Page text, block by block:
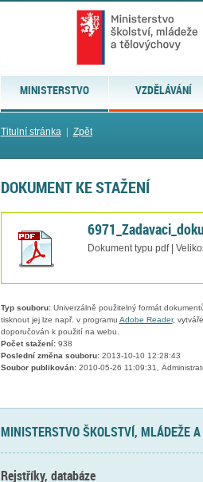
MINISTERSTVO VZDĚLÁVÁNÍ
Titulní stránka| Zpět
DOKUMENT KE STAŽENÍ
Dokument typu pdf |
Typ souboru:Univerzálně použitelný formát
tisknout jej lze např. v programu Adobe Reader,
doporučován k použití na webu.
Počet stažení:938
Poslední změna souboru:2013-10-10 12:28:43
Soubor publikován:2010-05-26 11:09:31,
MINISTERSTVO ŠKOLSTVÍ, MLÁDEŽE
Rejstříky, databáze